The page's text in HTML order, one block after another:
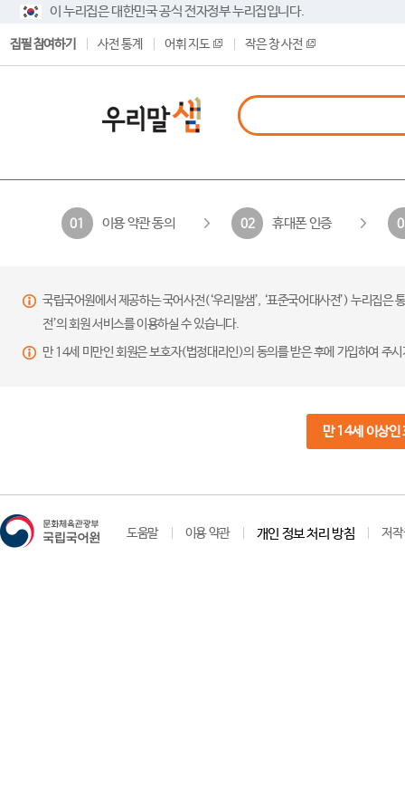
이 누리집은 대한민국 공식 전자정부 누리집입니다.
집필 참여하기 사전 통계 어휘 지도 작은 창 사전
01 이용 약관 동의 02 휴대폰 인증
국립국어원에서 제공하는 국어사전(‘우리말샘’, ‘표준국어대사전’) 누리집
전’의 회원 서비스를 이용하실 수 있습니다.
만 14세 미만인 회원은 보호자(법정대리인)의 동의를 받은 후에 가입하여 주
만 14세 이상인
도움말 이용 약관 개인 정보 처리 방침 저